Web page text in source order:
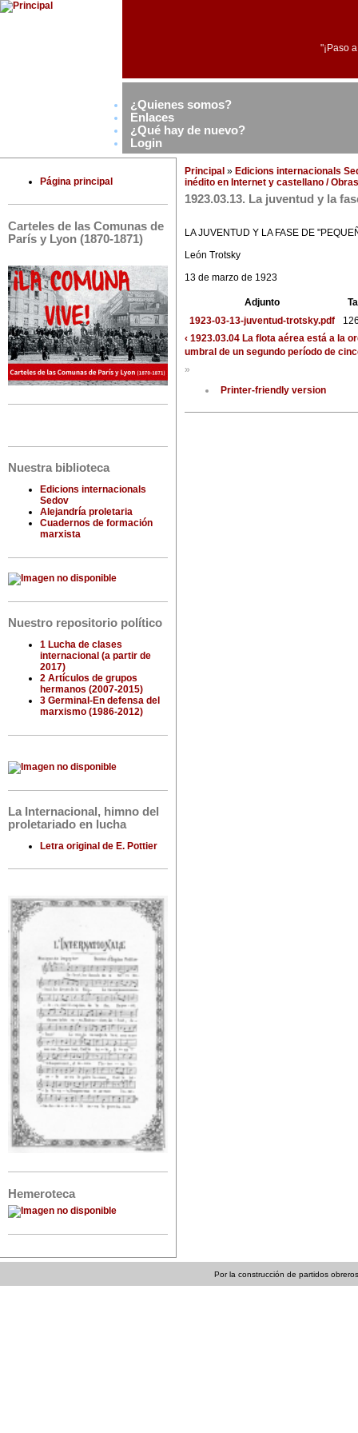
"¡Paso
¿Quienes somos?
Enlaces
¿Qué hay de nuevo?
Login
Página principal
Carteles de las Comunas de
París y Lyon (1870-1871)
Nuestra biblioteca
Edicions internacionals
Sedov
Alejandría proletaria
Cuadernos de formación
marxista
Nuestro repositorio político
1 Lucha de clases
internacional (a partir de
2017)
2 Artículos de grupos
hermanos (2007-2015)
3 Germinal-En defensa del
marxismo (1986-2012)
La Internacional, himno del
proletariado en lucha
Letra original de E. Pottier
Hemeroteca
Principal » Edicions internacionals
inédito en Internet y castellano /
1923.03.13. La juventud y la
LA JUVENTUD Y LA FASE DE
León Trotsky
13 de marzo de 1923
Adjunto
1923-03-13-juventud-trotsky.pdf
‹ 1923.03.04 La flota aérea está a la
umbral de un segundo período de
»
Printer-friendly version
Por la construcción de partidos